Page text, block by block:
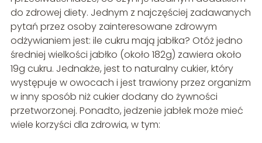
do zdrowej diety. Jednym z najczęściej zadawanych
pytań przez osoby zainteresowane zdrowym
odżywianiem jest: ile cukru mają jabłka? Otóż jedno
średniej wielkości jabłko (około 182g) zawiera około
19g cukru. Jednakże, jest to naturalny cukier, który
występuje w owocach i jest trawiony przez organizm
w inny sposób niż cukier dodany do żywności
przetworzonej. Ponadto, jedzenie jabłek może mieć
wiele korzyści dla zdrowia, w tym: